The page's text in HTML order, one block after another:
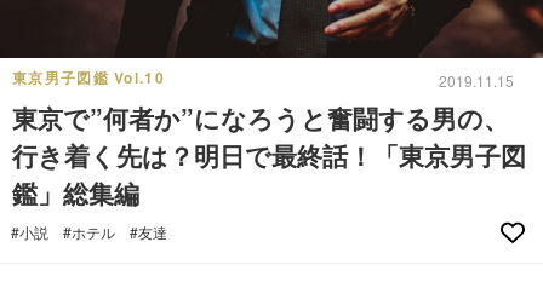
東京男子図鑑 Vol.10 2019.11.15
東京で”何者か”になろうと奮闘する男の、
行き着く先は？明日で最終話！「東京男子図
鑑」総集編
#小説 #ホテル #友達